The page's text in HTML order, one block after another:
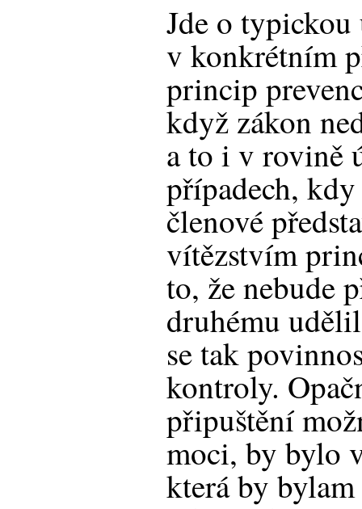
Jde o
v konkrétním
princip
když zákon
a to i v rovině
případech,
členové
vítězstvím
to, že nebude
druhému
se tak
kontroly.
připuštění
moci, by bylo
která by